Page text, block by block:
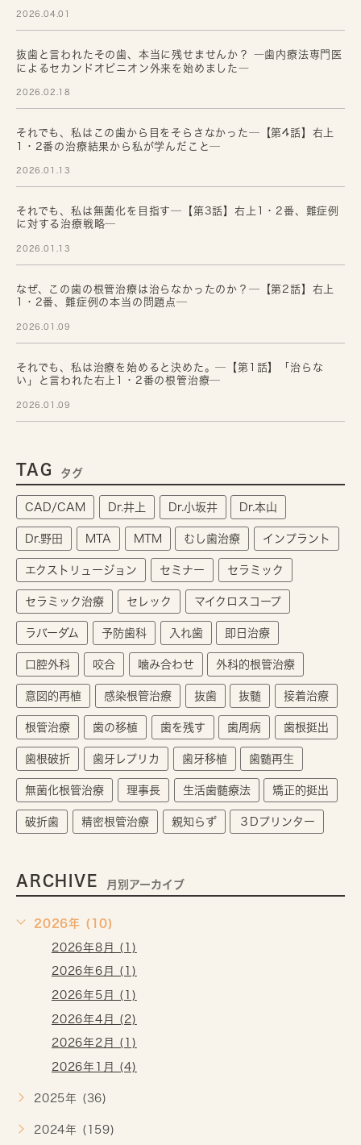
2026.04.01
抜歯と言われたその歯、本当に残せませんか？ ―歯内療法専門医
によるセカンドオピニオン外来を始めました―
2026.02.18
それでも、私はこの歯から目をそらさなかった─【第4話】右上
1・2番の治療結果から私が学んだこと─
2026.01.13
それでも、私は無菌化を目指す─【第3話】右上1・2番、難症例
に対する治療戦略─
2026.01.13
なぜ、この歯の根管治療は治らなかったのか？─【第2話】右上
1・2番、難症例の本当の問題点─
2026.01.09
それでも、私は治療を始めると決めた。─【第1話】「治らな
い」と言われた右上1・2番の根管治療─
2026.01.09
TAG タグ
CAD/CAM Dr.井上 Dr.小坂井 Dr.本山
Dr.野田 MTA MTM むし歯治療 インプラント
エクストリュージョン セミナー セラミック
セラミック治療 セレック マイクロスコープ
ラバーダム 予防歯科 入れ歯 即日治療
口腔外科 咬合 噛み合わせ 外科的根管治療
意図的再植 感染根管治療 抜歯 抜髄 接着治療
根管治療 歯の移植 歯を残す 歯周病 歯根挺出
歯根破折 歯牙レプリカ 歯牙移植 歯髄再生
無菌化根管治療 理事長 生活歯髄療法 矯正的挺出
破折歯 精密根管治療 親知らず ３Dプリンター
ARCHIVE 月別アーカイブ
2026年 (10)
2026年8月 (1)
2026年6月 (1)
2026年5月 (1)
2026年4月 (2)
2026年2月 (1)
2026年1月 (4)
2025年 (36)
2024年 (159)